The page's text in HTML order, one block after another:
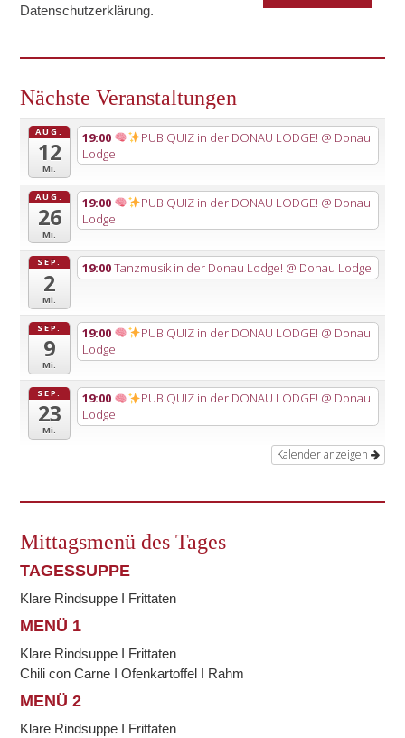
Datenschutzerklärung.
Nächste Veranstaltungen
AUG.
12
Mi.
19:00 PUB QUIZ in der DONAU LODGE! @ Donau
Lodge
AUG.
26
Mi.
19:00 PUB QUIZ in der DONAU LODGE! @ Donau
Lodge
SEP.
2
Mi.
19:00Tanzmusik in der Donau Lodge! @ Donau Lodge
SEP.
9
Mi.
19:00 PUB QUIZ in der DONAU LODGE! @ Donau
Lodge
SEP.
23
Mi.
19:00 PUB QUIZ in der DONAU LODGE! @ Donau
Lodge
Kalender anzeigen
Mittagsmenü des Tages
TAGESSUPPE
Klare Rindsuppe I Frittaten
MENÜ 1
Klare Rindsuppe I Frittaten
Chili con Carne I Ofenkartoffel I Rahm
MENÜ 2
Klare Rindsuppe I Frittaten